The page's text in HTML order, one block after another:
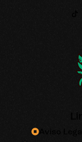
Aviso Legal